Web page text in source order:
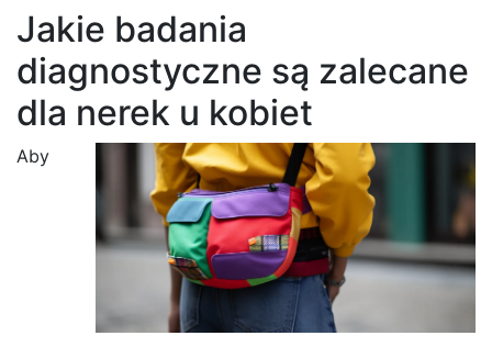
Jakie badania
diagnostyczne są zalecane
dla nerek u kobiet
Aby